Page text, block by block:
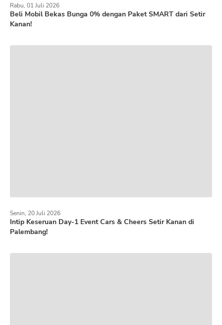
Beli Mobil Bekas Bunga 0% dengan Paket SMART dari Setir
Kanan!
Rabu, 01 Juli 2026
Intip Keseruan Day-1 Event Cars & Cheers Setir Kanan di
Palembang!
Senin, 20 Juli 2026